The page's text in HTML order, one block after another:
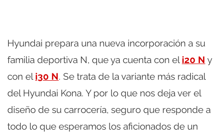
Hyundai prepara una nueva incorporación a su
familia deportiva N, que ya cuenta con el i20 N y
con el i30 N. Se trata de la variante más radical
del Hyundai Kona. Y por lo que nos deja ver el
diseño de su carrocería, seguro que responde a
todo lo que esperamos los aficionados de un